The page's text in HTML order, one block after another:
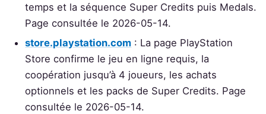
temps et la séquence Super Credits puis Medals.
Page consultée le 2026-05-14.
store.playstation.com : La page PlayStation
Store confirme le jeu en ligne requis, la
coopération jusqu’à 4 joueurs, les achats
optionnels et les packs de Super Credits. Page
consultée le 2026-05-14.